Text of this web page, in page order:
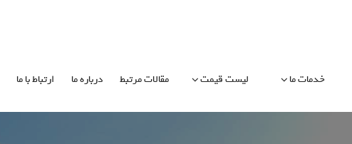
خدمات ما لیست قیمت مقالات مرتبط درباره ما ارتباط با ما